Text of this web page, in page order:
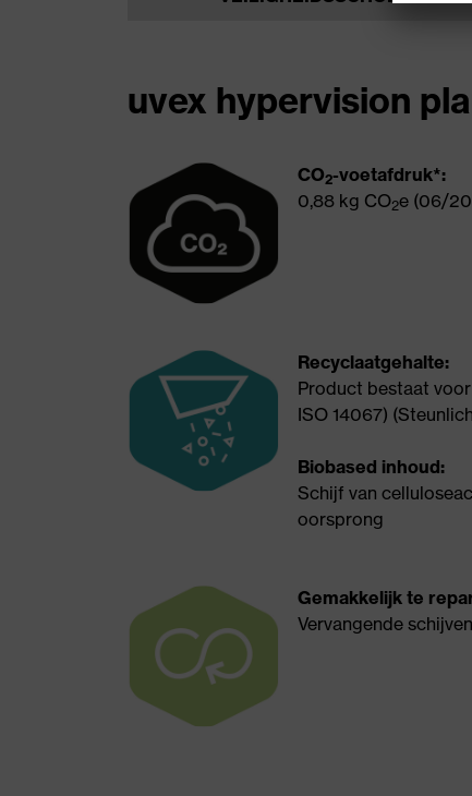
waarden zijn geldig op de
berekeningsdatum en kunnen
permanente wijzigingen als
gevolg van database- of
methodologie-updates.
uvex hypervision
CO2-voetafdruk*:
0,88 kg CO2e (06/
Recyclaatgehalte:
Product bestaat
ISO 14067)
Biobased inhoud:
Schijf van
oorsprong
Gemakkelijk te
Vervangende